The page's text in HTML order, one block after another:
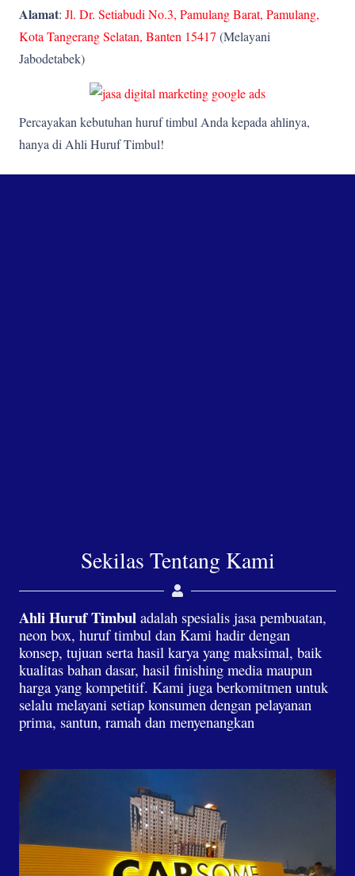
Alamat: Jl. Dr. Setiabudi No.3, Pamulang Barat, Pamulang,
Kota Tangerang Selatan, Banten 15417 (Melayani
Jabodetabek)
Percayakan kebutuhan huruf timbul Anda kepada ahlinya,
hanya di Ahli Huruf Timbul!
Sekilas Tentang Kami
Ahli Huruf Timbul adalah spesialis jasa pembuatan,
neon box, huruf timbul dan Kami hadir dengan
konsep, tujuan serta hasil karya yang maksimal, baik
kualitas bahan dasar, hasil finishing media maupun
harga yang kompetitif. Kami juga berkomitmen untuk
selalu melayani setiap konsumen dengan pelayanan
prima, santun, ramah dan menyenangkan